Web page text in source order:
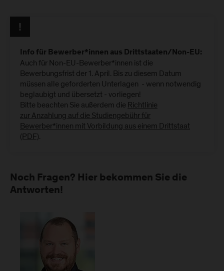
Info für Bewerber*innen aus Drittstaaten/Non-EU:
Auch für Non-EU-Bewerber*innen ist die
Bewerbungsfrist der 1. April. Bis zu diesem Datum
müssen alle geforderten Unterlagen - wenn notwendig
beglaubigt und übersetzt - vorliegen!
Bitte beachten Sie außerdem die Richtlinie
zur Anzahlung auf die Studiengebühr für
Bewerber*innen mit Vorbildung aus einem Drittstaat
(PDF).
Noch Fragen? Hier bekommen Sie die
Antworten!